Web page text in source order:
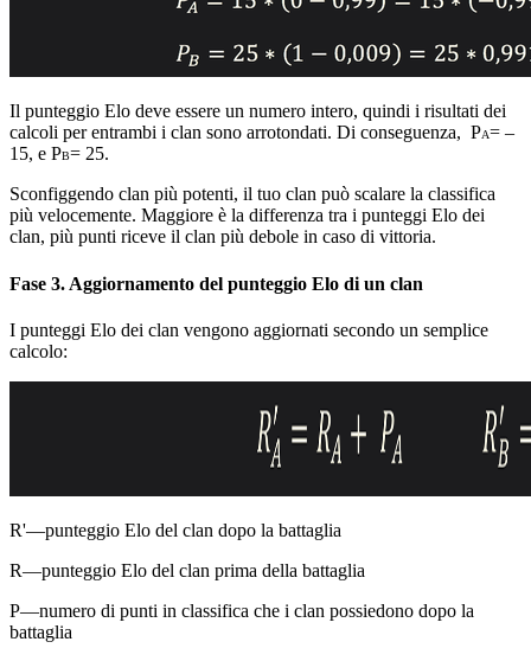
Il punteggio Elo deve essere un numero intero, quindi i risultati dei
calcoli per entrambi i clan sono arrotondati. Di conseguenza, PA= ‒
15, e PB= 25.
Sconfiggendo clan più potenti, il tuo clan può scalare la classifica
più velocemente. Maggiore è la differenza tra i punteggi Elo dei
clan, più punti riceve il clan più debole in caso di vittoria.
Fase 3. Aggiornamento del punteggio Elo di un clan
I punteggi Elo dei clan vengono aggiornati secondo un semplice
calcolo:
R'—punteggio Elo del clan dopo la battaglia
R—punteggio Elo del clan prima della battaglia
P—numero di punti in classifica che i clan possiedono dopo la
battaglia